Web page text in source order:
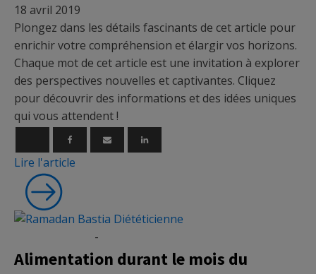
18 avril 2019
Plongez dans les détails fascinants de cet article pour
enrichir votre compréhension et élargir vos horizons.
Chaque mot de cet article est une invitation à explorer
des perspectives nouvelles et captivantes. Cliquez
pour découvrir des informations et des idées uniques
qui vous attendent !
Lire l'article
-
Alimentation durant le mois du